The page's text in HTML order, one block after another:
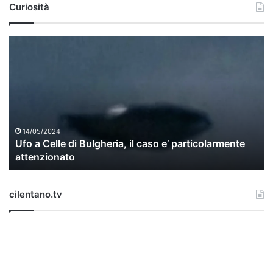
Curiosità
i
u
l
14/05/2024
Ufo a Celle di Bulgheria, il caso e’ particolarmente
attenzionato
cilentano.tv